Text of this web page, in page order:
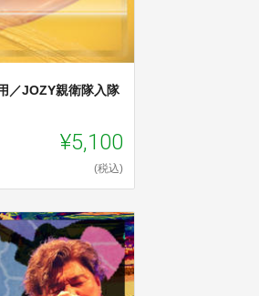
／JOZY親衛隊入隊
¥5,100
(税込)